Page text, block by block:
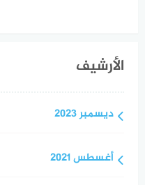
الأرشيف
ديسمبر 2023
أغسطس 2021